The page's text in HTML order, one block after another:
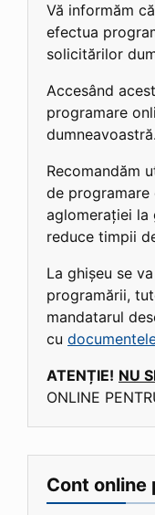
Vă informăm
efectua
solicitărilor
Accesând
programare
dumneavoastră.
Recomandăm
de programare
aglomerației la
reduce timpii
La ghișeu se
programării,
mandatarul
cu
ATENȚIE! NU
ONLINE
Cont online